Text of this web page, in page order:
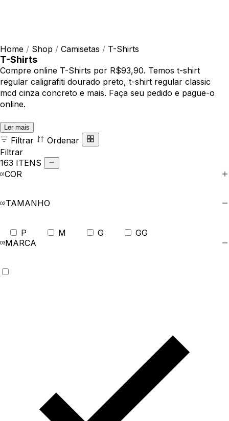
Home / Shop / Camisetas / T-Shirts
T-Shirts
Compre online T-Shirts por R$93,90. Temos t-shirt
regular caligrafiti dourado preto, t-shirt regular classic
mcd cinza concreto e mais. Faça seu pedido e pague-o
online.
Ler mais
Filtrar
Ordenar
Filtrar
163 ITENS
COR
TAMANHO
P M G
GG
MARCA